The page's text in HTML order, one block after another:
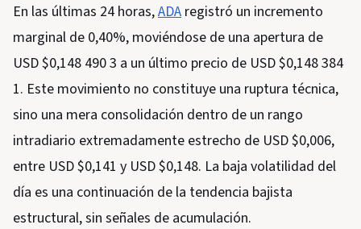
En las últimas 24 horas,ADA registró un incremento
marginal de 0,40%, moviéndose de una apertura de
USD $0,148 490 3 a un último precio de USD $0,148 384
1. Este movimiento no constituye una ruptura técnica,
sino una mera consolidación dentro de un rango
intradiario extremadamente estrecho de USD $0,006,
entre USD $0,141 y USD $0,148. La baja volatilidad del
día es una continuación de la tendencia bajista
estructural, sin señales de acumulación.